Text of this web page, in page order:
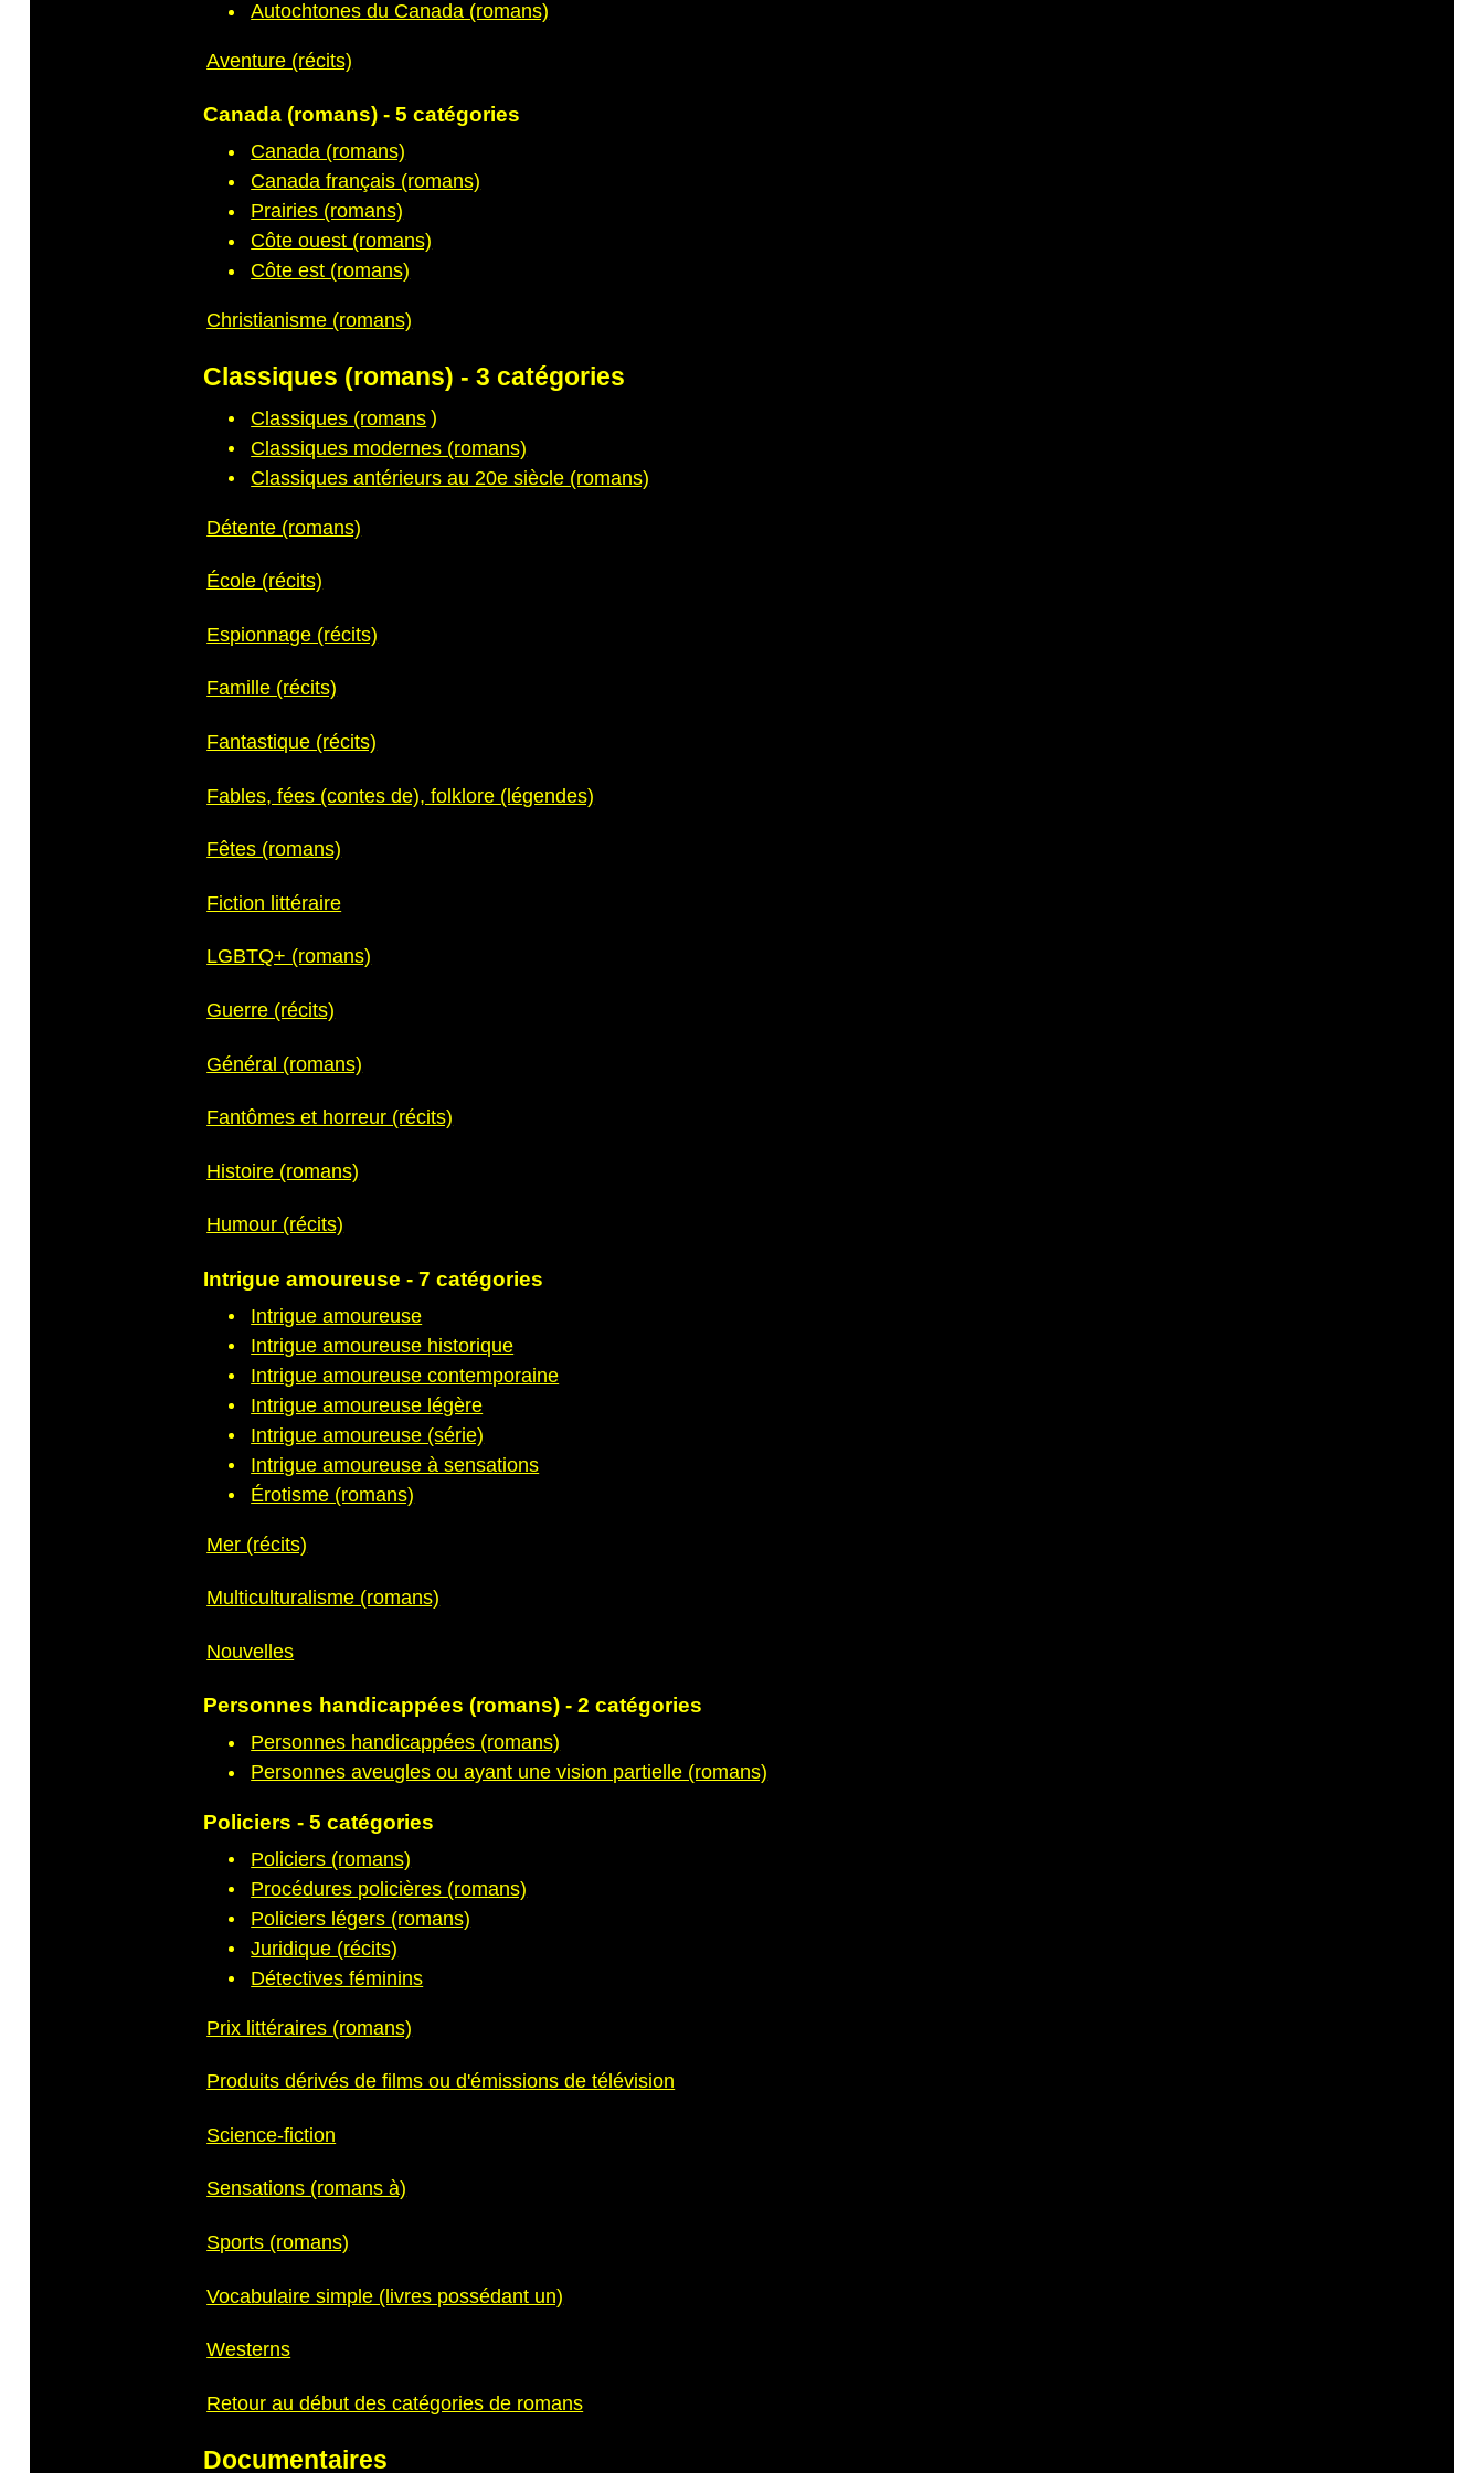
Autochtones du Canada (romans)
Aventure (récits)
Canada (romans) - 5 catégories
Canada (romans)
Canada français (romans)
Prairies (romans)
Côte ouest (romans)
Côte est (romans)
Christianisme (romans)
Classiques (romans) - 3 catégories
Classiques (romans )
Classiques modernes (romans)
Classiques antérieurs au 20e siècle (romans)
Détente (romans)
École (récits)
Espionnage (récits)
Famille (récits)
Fantastique (récits)
Fables, fées (contes de), folklore (légendes)
Fêtes (romans)
Fiction littéraire
LGBTQ+ (romans)
Guerre (récits)
Général (romans)
Fantômes et horreur (récits)
Histoire (romans)
Humour (récits)
Intrigue amoureuse - 7 catégories
Intrigue amoureuse
Intrigue amoureuse historique
Intrigue amoureuse contemporaine
Intrigue amoureuse légère
Intrigue amoureuse (série)
Intrigue amoureuse à sensations
Érotisme (romans)
Mer (récits)
Multiculturalisme (romans)
Nouvelles
Personnes handicappées (romans) - 2 catégories
Personnes handicappées (romans)
Personnes aveugles ou ayant une vision partielle (romans)
Policiers - 5 catégories
Policiers (romans)
Procédures policières (romans)
Policiers légers (romans)
Juridique (récits)
Détectives féminins
Prix littéraires (romans)
Produits dérivés de films ou d'émissions de télévision
Science-fiction
Sensations (romans à)
Sports (romans)
Vocabulaire simple (livres possédant un)
Westerns
Retour au début des catégories de romans
Documentaires